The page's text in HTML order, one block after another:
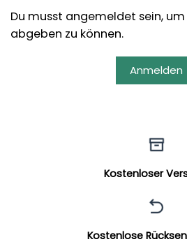
Du musst angemeldet sein, um
abgeben zu können.
Anmelden
Kostenloser
Kostenlose